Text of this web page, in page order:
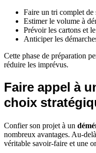
Faire un tri complet de
Estimer le volume à
Prévoir les cartons et
Anticiper les
Cette phase de préparation
réduire les imprévus.
Faire appel à
choix
Confier son projet à un
nombreux avantages. Au-
véritable savoir-faire et une